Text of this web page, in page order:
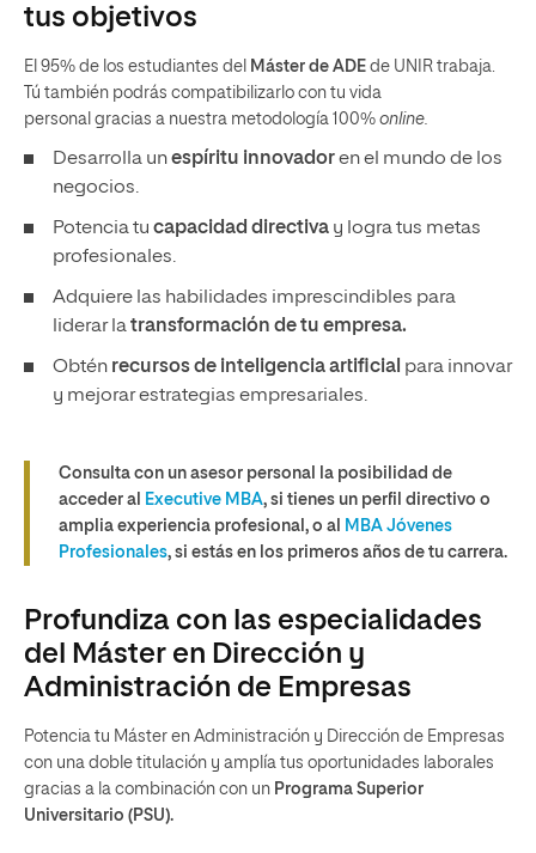
tus objetivos
El 95% de los estudiantes del Máster de ADE de UNIR trabaja.
Tú también podrás compatibilizarlo con tu vida
personal gracias a nuestra metodología 100% online.
Desarrolla unespíritu innovadoren el mundo de los
negocios.
Potencia tu capacidad directiva y logra tus metas
profesionales.
Adquiere las habilidades imprescindibles para
liderar latransformación de tu empresa.
Obtén recursos de inteligencia artificial para innovar
y mejorar estrategias empresariales.
Consulta con un asesor personal la posibilidad de
acceder al
Executive MBA, si tienes un perfil directivo o
amplia experiencia profesional, o al
MBA Jóvenes
Profesionales, si estás en los primeros años de tu carrera.
Profundiza con las especialidades
del Máster en Dirección y
Administración de Empresas
Potencia tu Máster en Administración y Dirección de Empresas
con una doble titulación y amplía tus oportunidades laborales
gracias a la combinación con un Programa Superior
Universitario (PSU).